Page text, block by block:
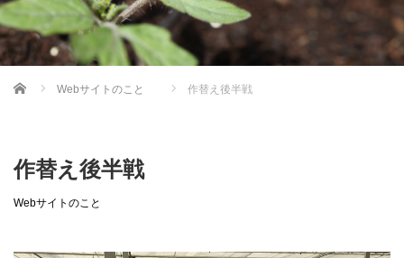
Home Webサイトのこと 作替え後半戦
作替え後半戦
Webサイトのこと